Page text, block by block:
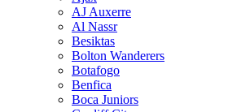
AJ Auxerre
Al Nassr
Besiktas
Bolton Wanderers
Botafogo
Benfica
Boca Juniors